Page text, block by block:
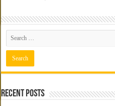
Recent Posts